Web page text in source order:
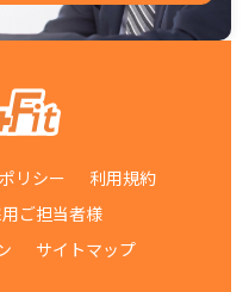
リシー
利用規約
ご担当者様
サイトマップ